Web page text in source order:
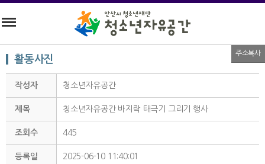
활동사진
주소복사
작성자 청소년자유공간
제목 청소년자유공간 바지락 태극기 그리기 행사
조회수 445
등록일 2025-06-10 11:40:01